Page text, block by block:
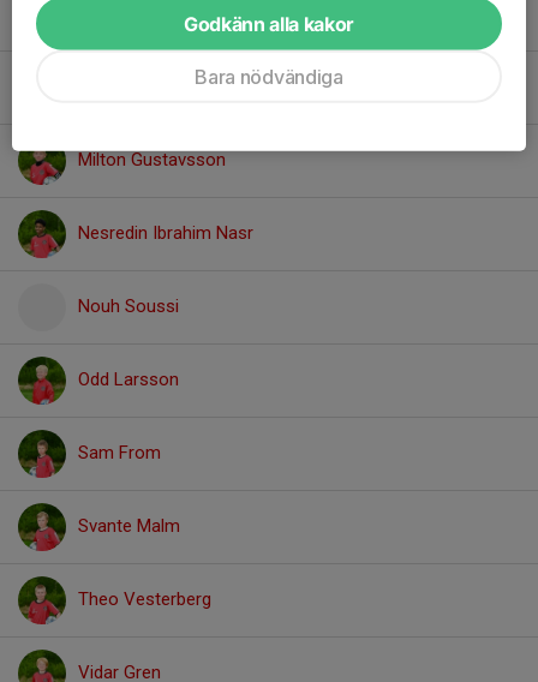
Lushomo Moonde
Milton Gustavsson
Nesredin Ibrahim Nasr
Nouh Soussi
Odd Larsson
Sam From
Svante Malm
Theo Vesterberg
Vidar Gren
Godkänn alla kakor
Bara nödvändiga